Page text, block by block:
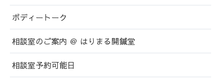
ボディートーク
相談室のご案内 ＠ はりまる開鍼堂
相談室予約可能日